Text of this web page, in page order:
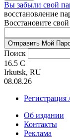
Вы забыли свой
восстановление
Восстановите
Поиск
16.5 C
Irkutsk, RU
08.08.26
Регистрация
Об издании
Контакты
Реклама